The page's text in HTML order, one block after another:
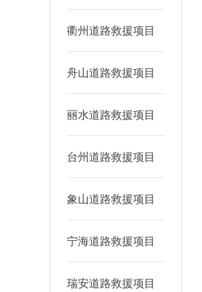
衢州道路救援项目
舟山道路救援项目
丽水道路救援项目
台州道路救援项目
象山道路救援项目
宁海道路救援项目
瑞安道路救援项目